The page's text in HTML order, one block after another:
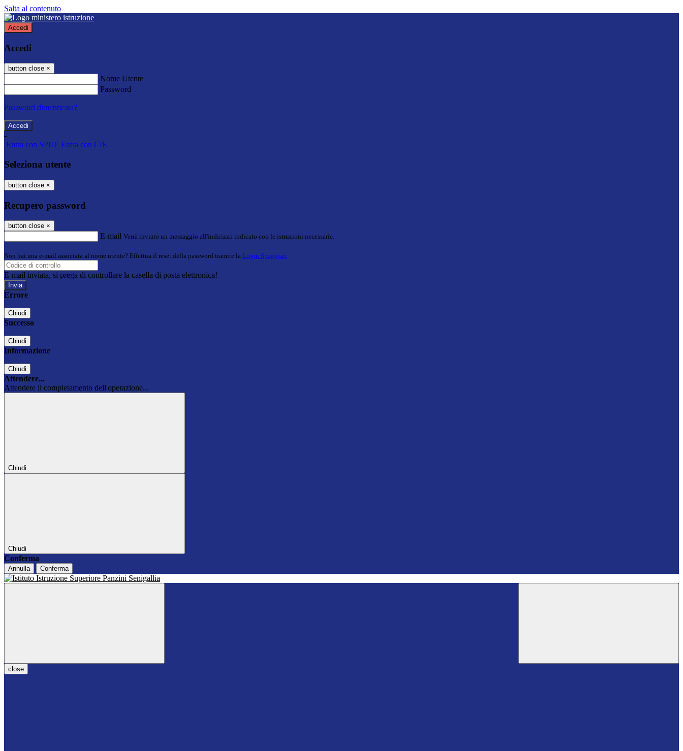
Salta al contenuto
Accedi
Accedi
button close ×
Nome Utente
Password
Password dimenticata?
-
Entra con SPID Entra con CIE
Seleziona utente
button close ×
Recupero password
button close ×
E-mail Verrà inviato un messaggio all'indirizzo indicato con le istruzioni necessarie.
Non hai una e-mail associata al nome utente? Effettua il reset della password tramite la Login Spaggiari
E-mail inviata, si prega di controllare la casella di posta elettronica!
Errore
Chiudi
Successo
Chiudi
Informazione
Chiudi
Attendere...
Attendere il completamento dell'operazione...
Chiudi
Chiudi
Conferma
Annulla Conferma
close